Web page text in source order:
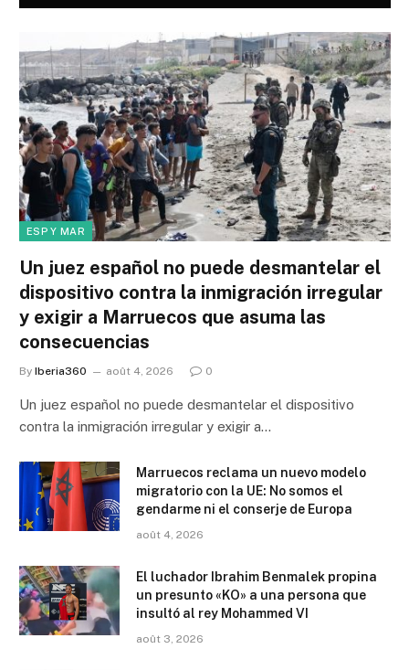
ESP Y MAR
Un juez español no puede desmantelar el
dispositivo contra la inmigración irregular
y exigir a Marruecos que asuma las
consecuencias
By Iberia360 août 4, 2026 0
Un juez español no puede desmantelar el dispositivo
contra la inmigración irregular y exigir a…
Marruecos reclama un nuevo modelo
migratorio con la UE: No somos el
gendarme ni el conserje de Europa
août 4, 2026
El luchador Ibrahim Benmalek propina
un presunto «KO» a una persona que
insultó al rey Mohammed VI
août 3, 2026